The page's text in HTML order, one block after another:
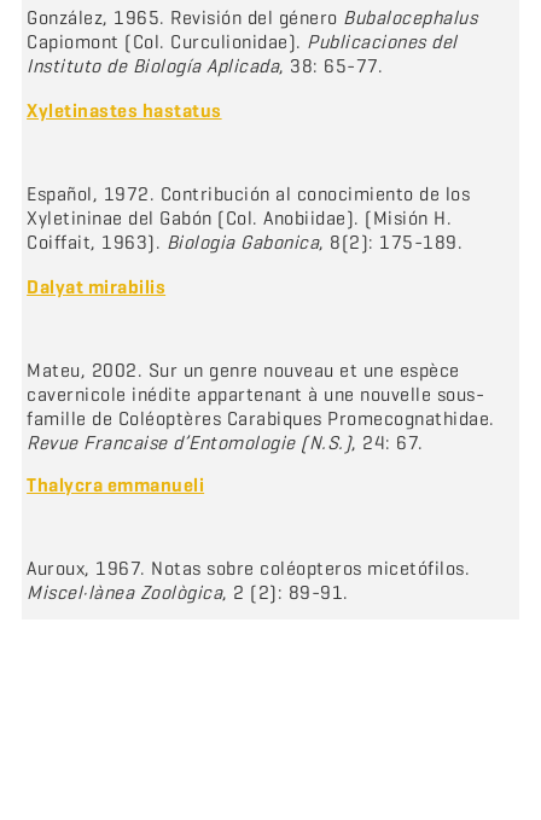
González, 1965. Revisión del género Bubalocephalus
Capiomont (Col. Curculionidae). Publicaciones del
Instituto de Biología Aplicada, 38: 65-77.
Xyletinastes hastatus
Español, 1972. Contribución al conocimiento de los
Xyletininae del Gabón (Col. Anobiidae). (Misión H.
Coiffait, 1963). Biologia Gabonica, 8(2): 175-189.
Dalyat mirabilis
Mateu, 2002. Sur un genre nouveau et une espèce
cavernicole inédite appartenant à une nouvelle sous-
famille de Coléoptères Carabiques Promecognathidae.
Revue Francaise d’Entomologie (N.S.), 24: 67.
Thalycra emmanueli
Auroux, 1967. Notas sobre coléopteros micetófilos.
Miscel·lànea Zoològica, 2 (2): 89-91.